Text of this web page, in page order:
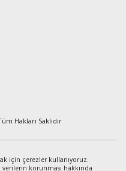
Hakları Saklıdır
için çerezler kullanıyoruz.
korunması hakkında